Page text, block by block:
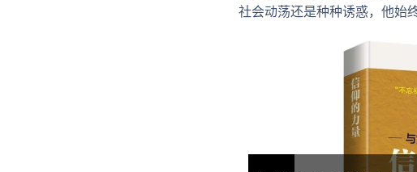
社会动荡还是种种诱惑，他始